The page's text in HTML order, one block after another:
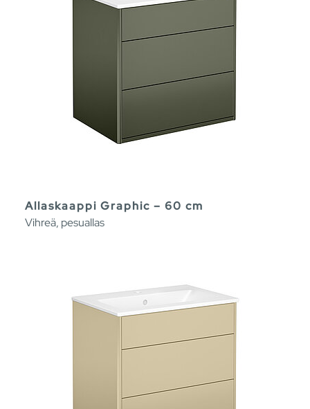
Allaskaappi Graphic – 60 cm
Vihreä, pesuallas